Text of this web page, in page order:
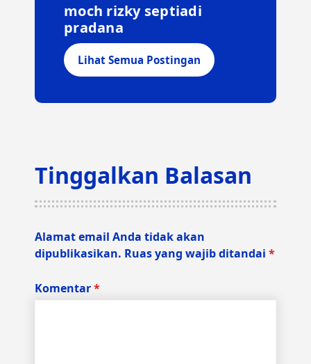
moch rizky septiadi
pradana
Lihat Semua Postingan
Tinggalkan Balasan
Alamat email Anda tidak akan
dipublikasikan. Ruas yang wajib ditandai *
Komentar*